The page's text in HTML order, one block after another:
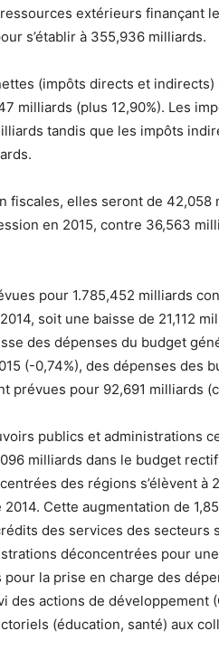
extérieurs finançant
s’établir à 355,936 milliards.
(impôts directs et indirects)
milliards (plus 12,90%). Les
tandis que les impôts
fiscales, elles seront de
en 2015, contre 36,563
pour 1.785,452 milliards
soit une baisse de 21,112
des dépenses du budget
(-0,74%), des dépenses des
prévues pour 92,691 milliards
publics et administrations
milliards dans le budget
des régions s’élèvent à
Cette augmentation de
des services des secteurs
déconcentrées pour
la prise en charge des
des actions de développement
(éducation, santé) aux